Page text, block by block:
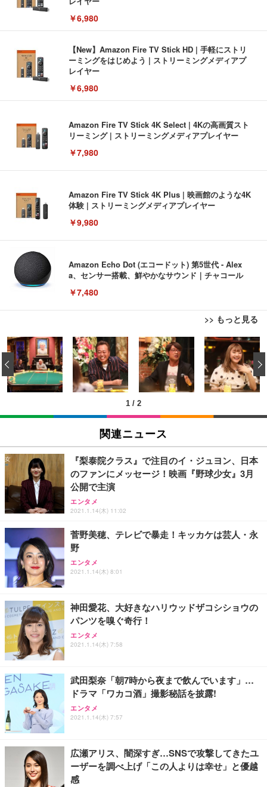
￥6,980
【New】Amazon Fire TV Stick HD | 手軽にストリ
ーミングをはじめよう | ストリーミングメディアプ
レイヤー
￥6,980
Amazon Fire TV Stick 4K Select | 4Kの高画質スト
リーミング | ストリーミングメディアプレイヤー
￥7,980
Amazon Fire TV Stick 4K Plus | 映画館のような4K
体験 | ストリーミングメディアプレイヤー
￥9,980
Amazon Echo Dot (エコードット) 第5世代 - Alex
a、センサー搭載、鮮やかなサウンド｜チャコール
￥7,480
>> もっと見る
[EdoErgo] オフィスチェア 椅子 テレワーク 疲れな
い 跳ね上げ式アームレスト コンパクト 約105度ロッ
キング pc 事務椅子 360度回転 座面昇降 強化ナイロ
ン樹脂ベース 通気性メッシュ 在宅ワーク H-WY01
(黒網+黒枠+黒足)
￥5,699
SIHOO B100 オフィスチェア／デスクチェア メッシ
ュチェア 人間工学 疲れない ブラック
￥27,999
Sezlife オフィスチェア デスクチェア 疲れない テレ
ワーク チェア 強化バックレスト 30度ロッキング機
能 人間工学 椅子 腰サポート 90度跳ね上げ式アーム
レスト 3Dヘッドレスト ハンガー付き 高反発クッシ
務用 おしゃれ パソコンチェア (ブラック)
Sezlife オフィスチェア デスクチェア 疲れない テレ
ワーク チェア 強化バックレスト 30度ロッキング機
能 人間工学 椅子 腰サポート 90度跳ね上げ式アーム
務用 おしゃれ パソコンチェア (ホワイト)
ANDWINT オフィスチェア デスクチェア 肘なし メ
ッシュ 通気性 ランバーサポート付き 腰サポート ガ
ス圧無段階昇降 360度回転 キャスター付き コンパク
EIZO ビジネス向けプレミアムモニター | FlexScan
EV3240X-WT | 31.5型4K UHD・USB Type-C・ホワ
イト
￥105,595
EIZO ビジネス向けプレミアムモニター | FlexScan
￥109,572
【純正品】27"ゲーミングモニター DualSense 充電
フック付き（CFI-ZDM1J）
￥49,979
【整備済み品】Dell E2724HS 27インチ 液晶モニタ
ー フルHD（1920×1080）VA 非光沢 HDMI/DisplayP
ort/VGA スピーカー内蔵 高さ調整 スイベル VESA対
【MiniLED/24.5inch/280Hz/FHD】GRAPHT THE S
HOOTER Gaming Monitor 24” Essential ゲーミン
グモニター QD 24.5インチ 1ms FHD 量子ドット 残
Amazonベーシック ペットシーツ 薄型 レギュラー 1
回使い捨て 無香料 ホワイト 300枚
￥3,373
Amazonベーシック ペットシーツ 厚型 ワイド 42枚
x2袋(84枚) ホワイト(吸収面:ライトブルー)
￥3,234
ネオ・ルーライフ ネオ・オムツ L 中型犬用 26枚入
り 単品
￥1,800
Smart Basic(スマートベーシック) 【Amazon.co.jp
限定】 Smart Basic アイリスオーヤマ ペットシーツ
超厚型 お徳用 ワイド 100枚入 (x 1) (ケース販売)
アイリスオーヤマ ペットシーツ 超厚型 お徳用 レギ
ュラー 200枚入【Amazon.co.jp限定】
1 / 2
‹
関連ニュース
『梨泰院クラス』で注目のイ・ジュヨン、日本
のファンにメッセージ！映画『野球少女』3月
公開で主演
エンタメ
2021.1.14(木) 11:02
菅野美穂、テレビで暴走！キッカケは芸人・永
野
エンタメ
2021.1.14(木) 8:01
神田愛花、大好きなハリウッドザコシショウの
パンツを嗅ぐ奇行！
エンタメ
2021.1.14(木) 7:58
武田梨奈「朝7時から夜まで飲んでいます」…
ドラマ「ワカコ酒」撮影秘話を披露!
エンタメ
2021.1.14(木) 7:57
広瀬アリス、闇深すぎ…SNSで攻撃してきたユ
ーザーを調べ上げ「この人よりは幸せ」と優越
感